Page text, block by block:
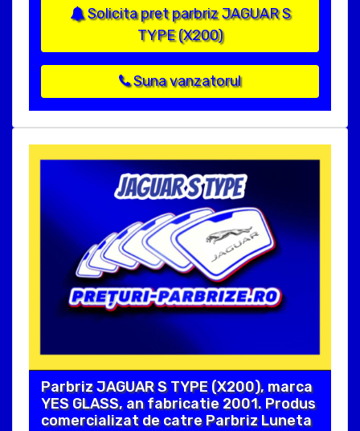
Solicita pret parbriz JAGUAR S
TYPE (X200)
Suna vanzatorul
Parbriz JAGUAR S TYPE (X200), marca
YES GLASS, an fabricatie 2001. Produs
comercializat de catre Parbriz Luneta